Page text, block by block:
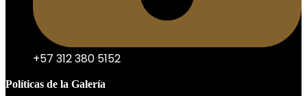
+57 312 380 5152
Políticas de la Galería